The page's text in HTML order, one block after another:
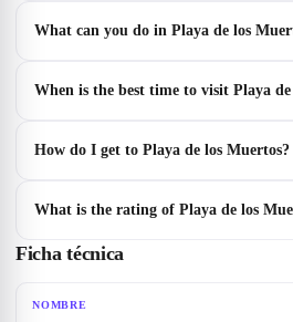
What can you do in Playa de los
When is the best time to visit Playa
How do I get to Playa de los Muertos?
What is the rating of Playa de los
Ficha técnica
NOMBRE